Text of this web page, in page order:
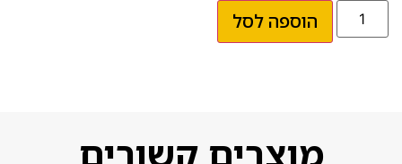
הוספה לסל
מוצרים קשורים